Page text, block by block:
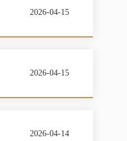
2026-04-15
2026-04-15
2026-04-14